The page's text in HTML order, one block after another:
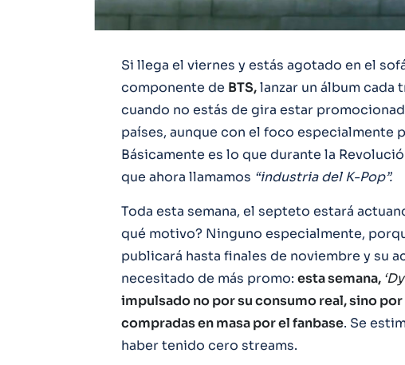
Si llega el viernes y estás agotado en el
componente de BTS,lanzar un álbum cada
cuando no estás de gira estar
países, aunque con el foco especialmente
Básicamente es lo que durante la
que ahora llamamos “industria del K-Pop”.
Toda esta semana, el septeto estará
qué motivo? Ninguno especialmente,
publicará hasta finales de noviembre y su
necesitado de más promo: esta semana,
impulsado no por su consumo real, sino
compradas en masa por el fanbase. Se
haber tenido cero streams.